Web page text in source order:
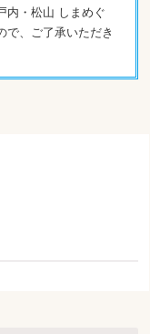
内・松山 しまめぐ
で、ご了承いただき